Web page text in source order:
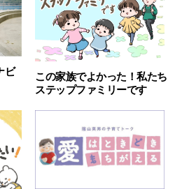
ビ
この家族でよかった！私たち
ステップファミリーです